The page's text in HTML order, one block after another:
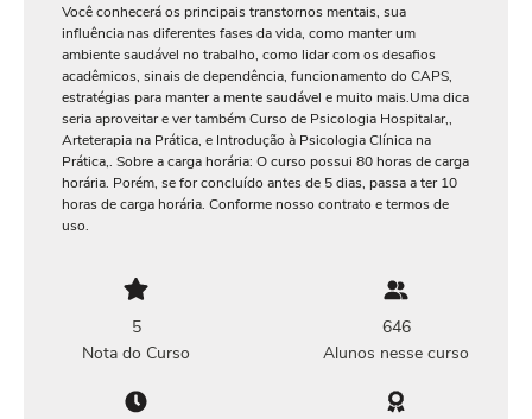
Você conhecerá os principais transtornos mentais, sua
influência nas diferentes fases da vida, como manter um
ambiente saudável no trabalho, como lidar com os desafios
acadêmicos, sinais de dependência, funcionamento do CAPS,
estratégias para manter a mente saudável e muito mais.Uma dica
seria aproveitar e ver também Curso de Psicologia Hospitalar,,
Arteterapia na Prática, e Introdução à Psicologia Clínica na
Prática,. Sobre a carga horária: O curso possui 80 horas de carga
horária. Porém, se for concluído antes de 5 dias, passa a ter 10
horas de carga horária. Conforme nosso contrato e termos de
uso.
5
Nota do Curso
646
Alunos nesse curso